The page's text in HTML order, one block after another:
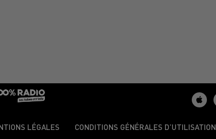
LÉGALES CONDITIONS GÉNÉRALES D’UTILISATION